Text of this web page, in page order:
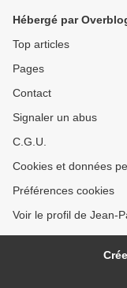
Hébergé par
Top articles
Pages
Contact
Signaler un abus
C.G.U.
Cookies et données
Préférences cookies
Voir le profil de Jean-